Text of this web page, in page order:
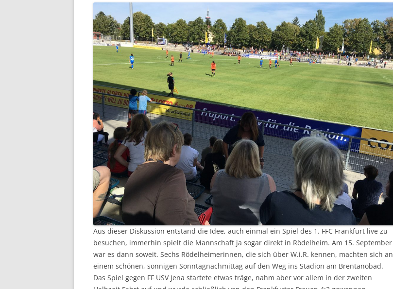
Aus dieser Diskussion entstand die Idee, auch einmal ein Spiel des 1. FFC Frankfurt live zu
besuchen, immerhin spielt die Mannschaft ja sogar direkt in Rödelheim. Am 15. September
war es dann soweit. Sechs Rödelheimerinnen, die sich über W.i.R. kennen, machten sich an
einem schönen, sonnigen Sonntagnachmittag auf den Weg ins Stadion am Brentanobad.
Das Spiel gegen FF USV Jena startete etwas träge, nahm aber vor allem in der zweiten